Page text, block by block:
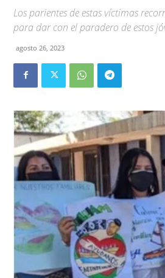
Los parientes de estas víctimas
para dar con el paradero de estos
agosto 26, 2023